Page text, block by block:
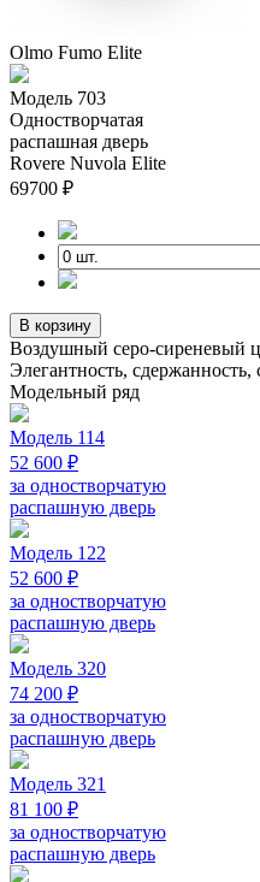
Olmo Fumo Elite
Модель 703
Одностворчатая
распашная дверь
Rovere Nuvola Elite
69700 ₽
В корзину
Воздушный серо-сиреневый
Элегантность,
Модельный ряд
Модель 114
52 600 ₽
за одностворчатую
распашную дверь
Модель 122
52 600 ₽
за одностворчатую
распашную дверь
Модель 320
74 200 ₽
за одностворчатую
распашную дверь
Модель 321
81 100 ₽
за одностворчатую
распашную дверь